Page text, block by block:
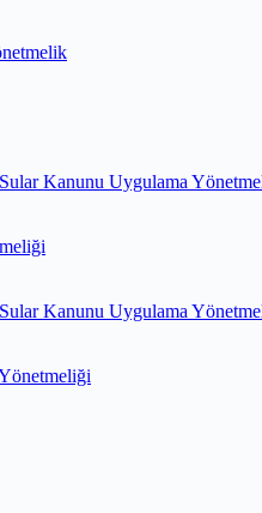
Kanunu Uygulama
Kanunu Uygulama